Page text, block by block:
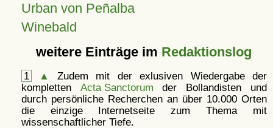
Urban von Peñalba
Winebald
weitere Einträge im Redaktionslog
1 ▲
Zudem mit der exlusiven Wiedergabe der
kompletten Acta Sanctorum der Bollandisten und
durch persönliche Recherchen an über 10.000 Orten
die einzige Internetseite zum Thema mit
wissenschaftlicher Tiefe.